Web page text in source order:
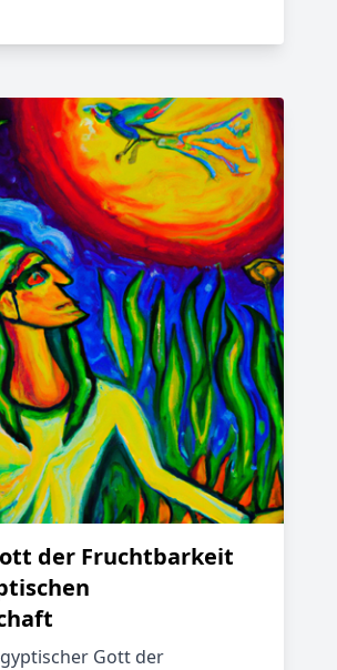
der Fruchtbarkeit
Gott der